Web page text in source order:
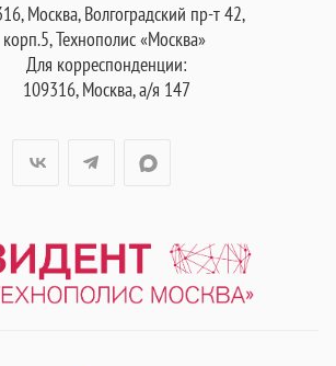
Москва, Волгоградский пр-т 42,
корп.5, Технополис «Москва»
Для корреспонденции:
109316, Москва, а/я 147